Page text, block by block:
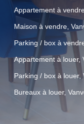
Appartement à
Maison à vendre,
Parking / box à
Appartement à louer,
Parking / box à louer,
Bureaux à louer,